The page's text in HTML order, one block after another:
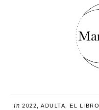
in 2022 ADULTA EL